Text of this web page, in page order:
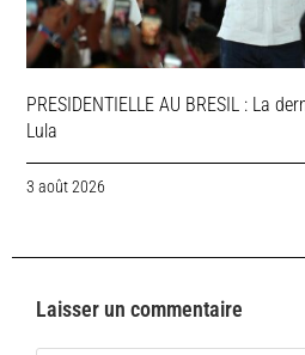
PRESIDENTIELLE AU BRESIL : La
Lula
3 août 2026
Laisser un commentaire